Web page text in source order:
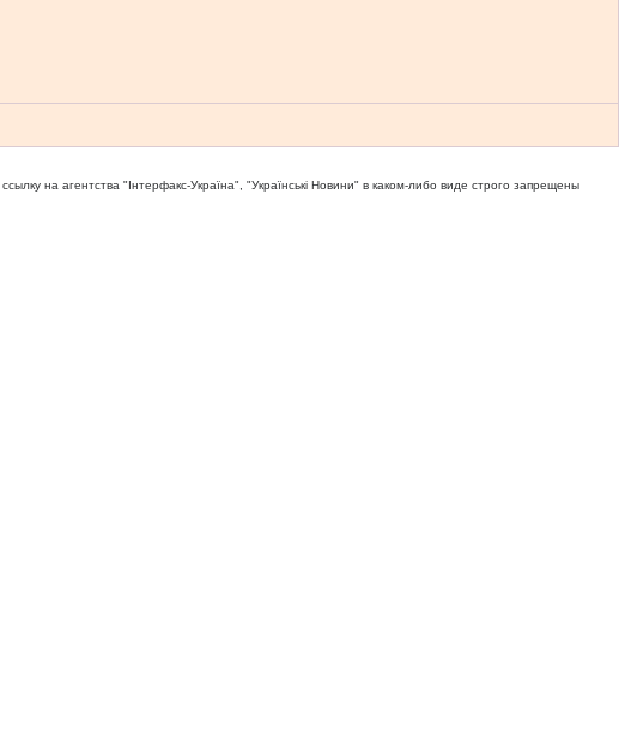
на агентства "Iнтерфакс-Україна", "Українськi Новини" в каком-либо виде строго запрещены